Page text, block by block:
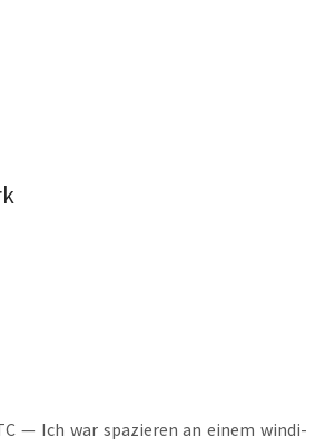
— Ich war spa­zie­ren an einem win­di­